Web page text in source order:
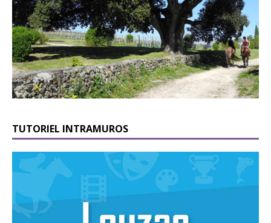
TUTORIEL INTRAMUROS